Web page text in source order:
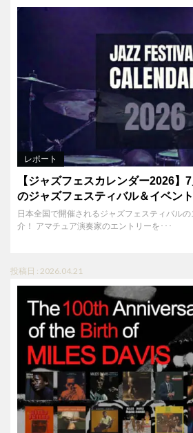
レポート
【ジャズフェスカレンダー2026】
のジャズフェスティバル＆イベント
日本全国で開催されるジャズフェスティバル
介！ アマチュア演奏家のエントリーを･･･
投稿日 : 2026.04.21